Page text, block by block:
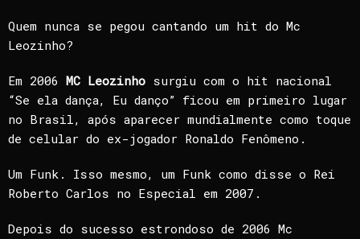
Quem nunca se pegou cantando um hit do Mc
Leozinho?
Em 2006 MC Leozinho surgiu com o hit nacional
“Se ela dança, Eu danço” ficou em primeiro lugar
no Brasil, após aparecer mundialmente como toque
de celular do ex-jogador Ronaldo Fenômeno.
Um Funk. Isso mesmo, um Funk como disse o Rei
Roberto Carlos no Especial em 2007.
Depois do sucesso estrondoso de 2006 Mc